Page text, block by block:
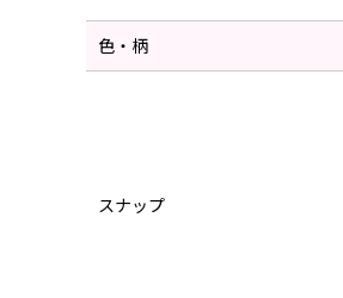
色・柄
スナップ